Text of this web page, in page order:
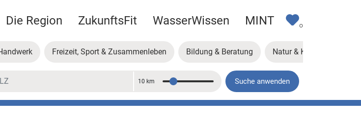
Die Region ZukunftsFit WasserWissen MINT 0
Freizeit, Sport & Zusammenleben Bildung & Beratung Natur & Klima
Entfernung
10 km Suche anwenden